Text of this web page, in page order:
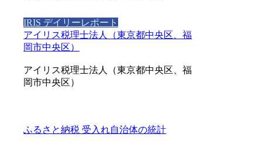
IRIS デイリーレポート
アイリス税理士法人（東京都中央区、福
岡市中央区）
アイリス税理士法人（東京都中央区、福
岡市中央区）
ふるさと納税 受入れ自治体の統計